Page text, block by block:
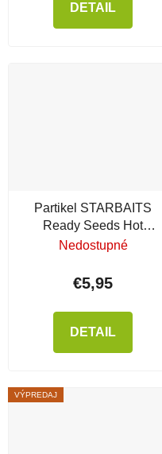
DETAIL
Partikel STARBAITS
Ready Seeds Hot
Demon Corn
Nedostupné
€5,95
DETAIL
VÝPREDAJ